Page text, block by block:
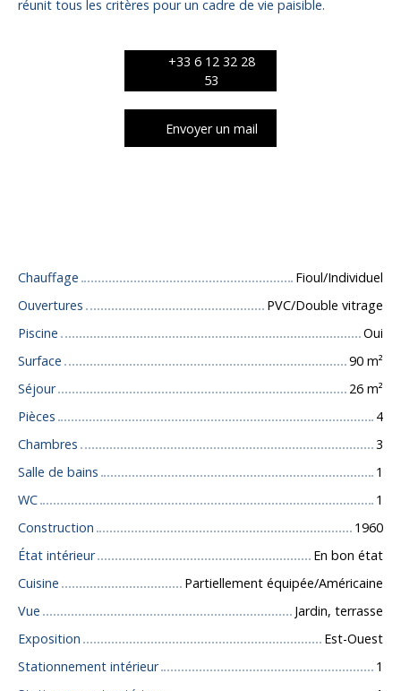
réunit tous les critères pour un cadre de vie paisible.
+33 6 12 32 28
53
Envoyer un mail
Chauffage
Fioul/Individuel
Ouvertures
PVC/Double vitrage
Piscine
Oui
Surface
90 m²
Séjour
26 m²
Pièces
4
Chambres
3
Salle de bains
1
WC
1
Construction
1960
État intérieur
En bon état
Cuisine
Partiellement équipée/Américaine
Vue
Jardin, terrasse
Exposition
Est-Ouest
Stationnement intérieur
1